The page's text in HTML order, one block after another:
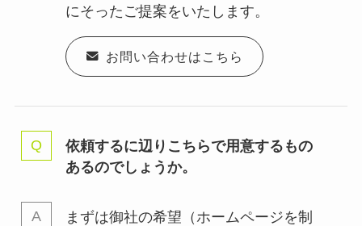
にそったご提案をいたします。
お問い合わせはこちら
依頼するに辺りこちらで用意するもの
あるのでしょうか。
まずは御社の希望（ホームページを制